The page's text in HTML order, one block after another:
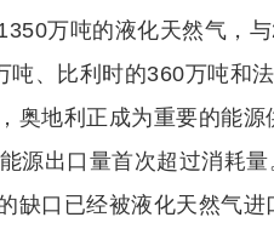
万吨的液化天然气，
吨、比利时的360万吨和
奥地利正成为重要的能
源出口量首次超过消耗
缺口已经被液化天然气进